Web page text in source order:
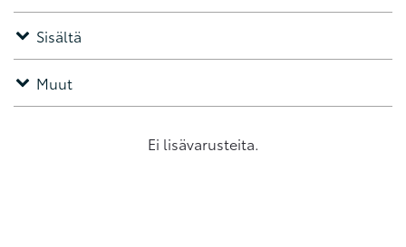
Sisältä
Muut
Ei lisävarusteita.